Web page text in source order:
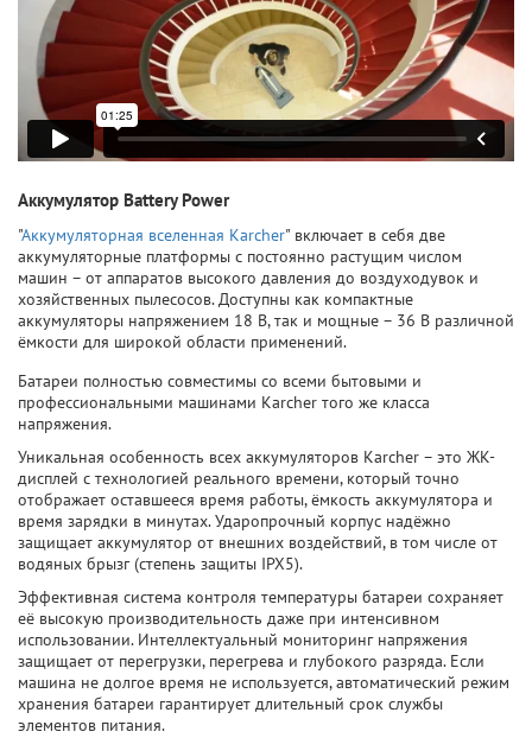
Аккумулятор Battery Power
"Аккумуляторная вселенная Karcher" включает в себя две
аккумуляторные платформы с постоянно растущим числом
машин – от аппаратов высокого давления до воздуходувок и
хозяйственных пылесосов. Доступны как компактные
аккумуляторы напряжением 18 В, так и мощные – 36 В различной
ёмкости для широкой области применений.
Батареи полностью совместимы со всеми бытовыми и
профессиональными машинами Karcher того же класса
напряжения.
Уникальная особенность всех аккумуляторов Karcher – это ЖК-
дисплей с технологией реального времени, который точно
отображает оставшееся время работы, ёмкость аккумулятора и
время зарядки в минутах. Ударопрочный корпус надёжно
защищает аккумулятор от внешних воздействий, в том числе от
водяных брызг (степень защиты IPX5).
Эффективная система контроля температуры батареи сохраняет
её высокую производительность даже при интенсивном
использовании. Интеллектуальный мониторинг напряжения
защищает от перегрузки, перегрева и глубокого разряда. Если
машина не долгое время не используется, автоматический режим
хранения батареи гарантирует длительный срок службы
элементов питания.